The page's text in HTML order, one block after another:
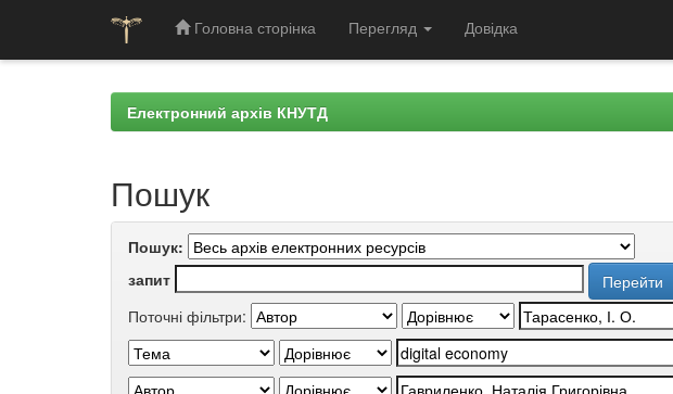
Головна сторінка Перегляд Довідка
Електронний архів КНУТД
Пошук
Пошук:
запит
Поточні фільтри: